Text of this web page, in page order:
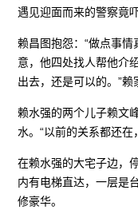
遇见迎面而来的警察竟
赖昌图抱怨：“做点事
意，他四处找人帮他介
出去，还是可以的。”赖
赖水强的两个儿子赖文
水。“以前的关系都还在
在赖水强的大宅子边，
内有电梯直达，一层是
修豪华。